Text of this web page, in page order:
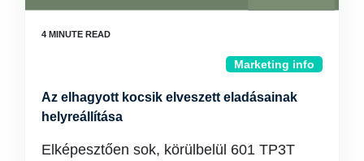
Marketing info
Az elhagyott kocsik elveszett eladásainak
helyreállítása
Elképesztően sok, körülbelül 601 TP3T